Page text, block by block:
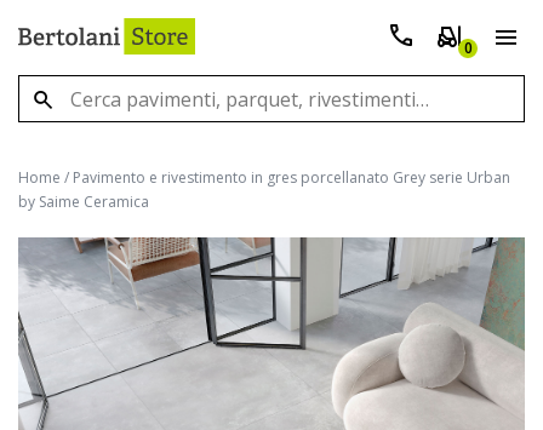
0
Home / Pavimento e rivestimento in gres porcellanato Grey serie Urban
by Saime Ceramica